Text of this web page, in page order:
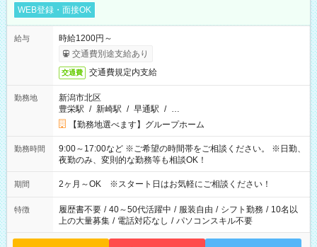
WEB登録・面接OK
給与
時給1200円～
交通費別途支給あり
交通費 交通費規定内支給
勤務地
新潟市北区
豊栄駅 / 新崎駅 / 早通駅 / …
【勤務地選べます】グループホーム
勤務時間
9:00～17:00など ※ご希望の時間帯をご相談ください。 ※日勤、
夜勤のみ、変則的な勤務等も相談OK！
期間 2ヶ月～OK ※スタート日はお気軽にご相談ください！
特徴 履歴書不要 / 40～50代活躍中 / 服装自由 / シフト勤務 / 10名以
上の大量募集 / 電話対応なし / パソコンスキル不要